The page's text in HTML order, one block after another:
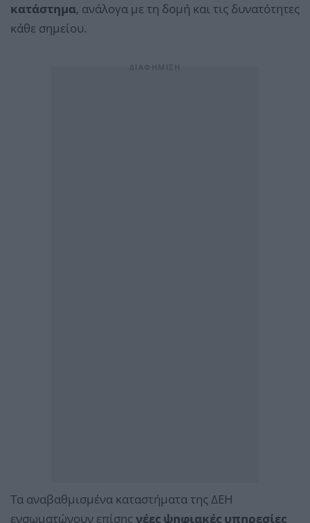
κατάστημα, ανάλογα με τη δομή και τις δυνατότητες
κάθε σημείου.
Τα αναβαθμισμένα καταστήματα της ΔΕΗ
ενσωματώνουν επίσης νέες ψηφιακές υπηρεσίες